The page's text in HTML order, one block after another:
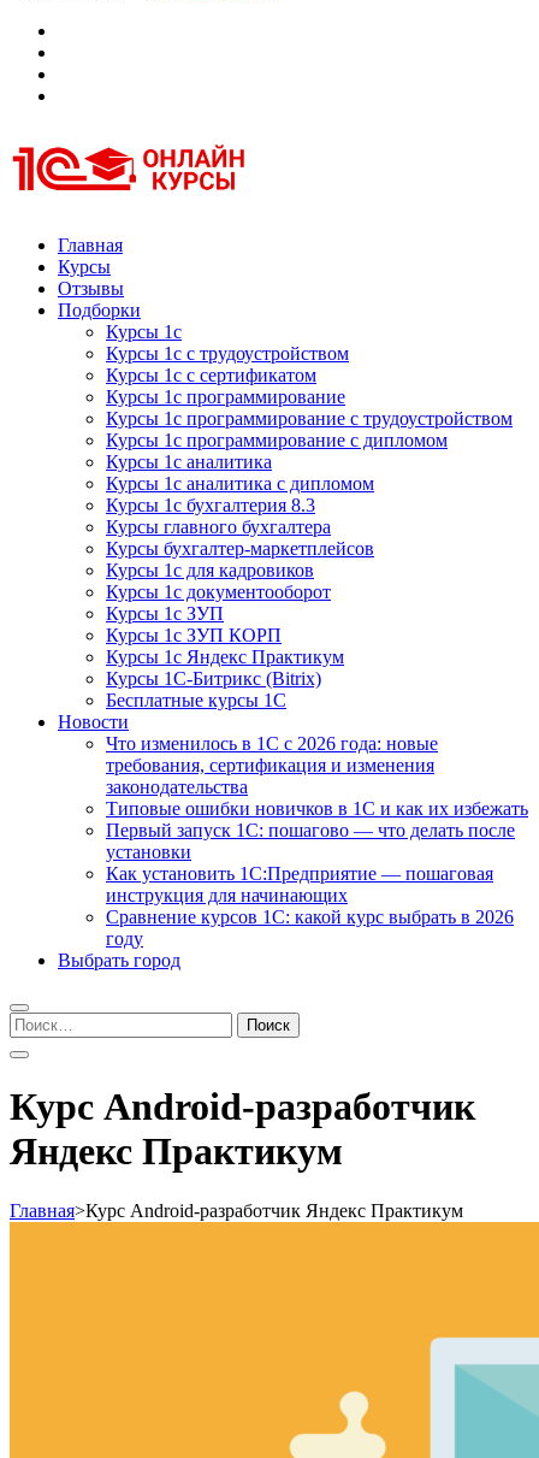
Курсы 1С
Курсы 1С официальная сертификация
Главная
Курсы
Отзывы
Подборки
Курсы 1с
Курсы 1с с трудоустройством
Курсы 1с с сертификатом
Курсы 1с программирование
Курсы 1с программирование с трудоустройством
Курсы 1с программирование с дипломом
Курсы 1с аналитика
Курсы 1с аналитика с дипломом
Курсы 1с бухгалтерия 8.3
Курсы главного бухгалтера
Курсы бухгалтер-маркетплейсов
Курсы 1с для кадровиков
Курсы 1с документооборот
Курсы 1с ЗУП
Курсы 1с ЗУП КОРП
Курсы 1с Яндекс Практикум
Курсы 1С-Битрикс (Bitrix)
Бесплатные курсы 1С
Новости
Что изменилось в 1С с 2026 года: новые
требования, сертификация и изменения
законодательства
Типовые ошибки новичков в 1С и как их избежать
Первый запуск 1С: пошагово — что делать после
установки
Как установить 1С:Предприятие — пошаговая
инструкция для начинающих
Сравнение курсов 1С: какой курс выбрать в 2026
году
Выбрать город
Найти:
Курс Android-разработчик
Яндекс Практикум
Главная>Курс Android-разработчик Яндекс Практикум